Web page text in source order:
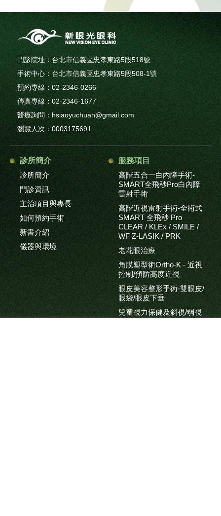
門診院址：台北市信義區忠孝東路5段518號
手術中心：台北市信義區忠孝東路5段508-1號
預約專線：02-2346-0266
傳真專線：02-2346-1677
醫療詢問：hsiaoyuchuan@gmail.com
瀏覽人次：0003175691
診所簡介
診所簡介
門診資訊
主治項目與專長
如何預約手術
新書介紹
儀器與環境
服務項目
高階五合一白內障手術-
SMART全飛秒Pro白內障
雷射手術
高階近視雷射手術-全術式
SMART 全飛秒 Pro
CLEAR / KLEx / SMILE /
WF Z-LASIK / PRK
老花眼治療
角膜塑型術Ortho-K - 近視
控制/預防高度近視
眼皮美容整形手術-雙眼皮/
眼袋/眼皮下垂
兒童視力保健及斜視/弱視